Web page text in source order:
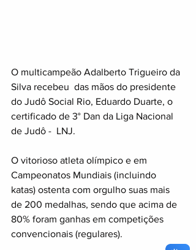
O multicampeão Adalberto Trigueiro da
Silva recebeu  das mãos do presidente
do Judô Social Rio, Eduardo Duarte, o
certificado de 3° Dan da Liga Nacional
de Judô -  LNJ.
O vitorioso atleta olímpico e em
Campeonatos Mundiais (incluindo
katas) ostenta com orgulho suas mais
de 200 medalhas, sendo que acima de
80% foram ganhas em competições
convencionais (regulares).